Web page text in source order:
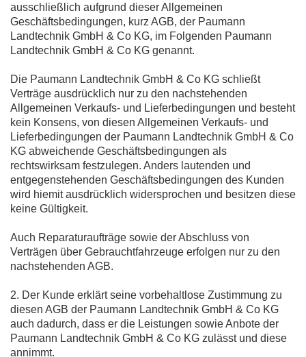
ausschließlich aufgrund dieser Allgemeinen
Geschäftsbedingungen, kurz AGB, der Paumann
Landtechnik GmbH & Co KG, im Folgenden Paumann
Landtechnik GmbH & Co KG genannt.
Die Paumann Landtechnik GmbH & Co KG schließt
Verträge ausdrücklich nur zu den nachstehenden
Allgemeinen Verkaufs- und Lieferbedingungen und besteht
kein Konsens, von diesen Allgemeinen Verkaufs- und
Lieferbedingungen der Paumann Landtechnik GmbH & Co
KG abweichende Geschäftsbedingungen als
rechtswirksam festzulegen. Anders lautenden und
entgegenstehenden Geschäftsbedingungen des Kunden
wird hiemit ausdrücklich widersprochen und besitzen diese
keine Gültigkeit.
Auch Reparaturaufträge sowie der Abschluss von
Verträgen über Gebrauchtfahrzeuge erfolgen nur zu den
nachstehenden AGB.
2. Der Kunde erklärt seine vorbehaltlose Zustimmung zu
diesen AGB der Paumann Landtechnik GmbH & Co KG
auch dadurch, dass er die Leistungen sowie Anbote der
Paumann Landtechnik GmbH & Co KG zulässt und diese
annimmt.